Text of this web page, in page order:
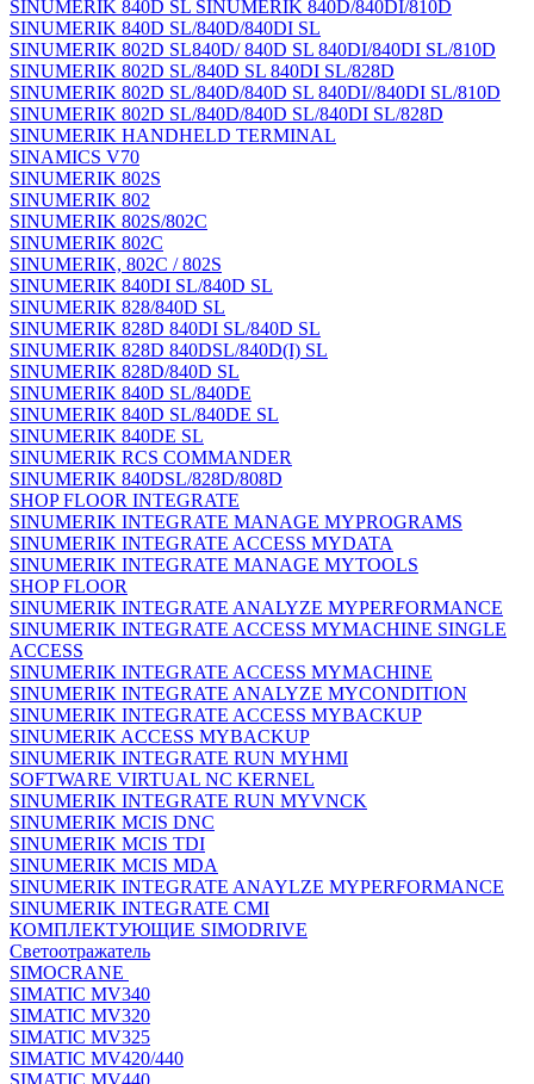
SINUMERIK 840D SL SINUMERIK 840D/840DI/810D
SINUMERIK 840D SL/840D/840DI SL
SINUMERIK 802D SL840D/ 840D SL 840DI/840DI SL/810D
SINUMERIK 802D SL/840D SL 840DI SL/828D
SINUMERIK 802D SL/840D/840D SL 840DI//840DI SL/810D
SINUMERIK 802D SL/840D/840D SL/840DI SL/828D
SINUMERIK HANDHELD TERMINAL
SINAMICS V70
SINUMERIK 802S
SINUMERIK 802
SINUMERIK 802S/802C
SINUMERIK 802C
SINUMERIK, 802C / 802S
SINUMERIK 840DI SL/840D SL
SINUMERIK 828/840D SL
SINUMERIK 828D 840DI SL/840D SL
SINUMERIK 828D 840DSL/840D(I) SL
SINUMERIK 828D/840D SL
SINUMERIK 840D SL/840DE
SINUMERIK 840D SL/840DE SL
SINUMERIK 840DE SL
SINUMERIK RCS COMMANDER
SINUMERIK 840DSL/828D/808D
SHOP FLOOR INTEGRATE
SINUMERIK INTEGRATE MANAGE MYPROGRAMS
SINUMERIK INTEGRATE ACCESS MYDATA
SINUMERIK INTEGRATE MANAGE MYTOOLS
SHOP FLOOR
SINUMERIK INTEGRATE ANALYZE MYPERFORMANCE
SINUMERIK INTEGRATE ACCESS MYMACHINE SINGLE
ACCESS
SINUMERIK INTEGRATE ACCESS MYMACHINE
SINUMERIK INTEGRATE ANALYZE MYCONDITION
SINUMERIK INTEGRATE ACCESS MYBACKUP
SINUMERIK ACCESS MYBACKUP
SINUMERIK INTEGRATE RUN MYHMI
SOFTWARE VIRTUAL NC KERNEL
SINUMERIK INTEGRATE RUN MYVNCK
SINUMERIK MCIS DNC
SINUMERIK MCIS TDI
SINUMERIK MCIS MDA
SINUMERIK INTEGRATE ANAYLZE MYPERFORMANCE
SINUMERIK INTEGRATE CMI
КОМПЛЕКТУЮЩИЕ SIMODRIVE
Светоотражатель
SIMOCRANE
SIMATIC MV340
SIMATIC MV320
SIMATIC MV325
SIMATIC MV420/440
SIMATIC MV440